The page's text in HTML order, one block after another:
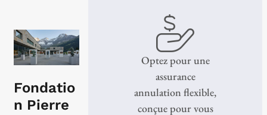
Fondatio
n Pierre
Optez pour une
assurance
annulation flexible,
conçue pour vous